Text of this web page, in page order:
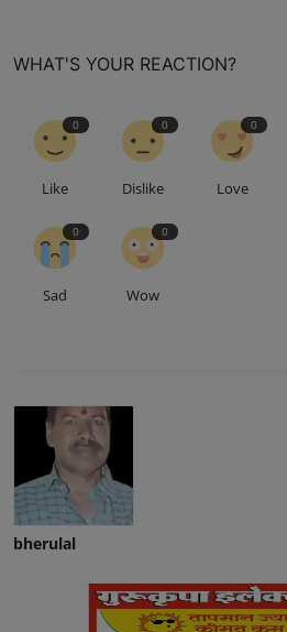
WHAT'S YOUR REACTION?
0
Like
0
Dislike
0
Love
0
Sad
0
Wow
bherulal